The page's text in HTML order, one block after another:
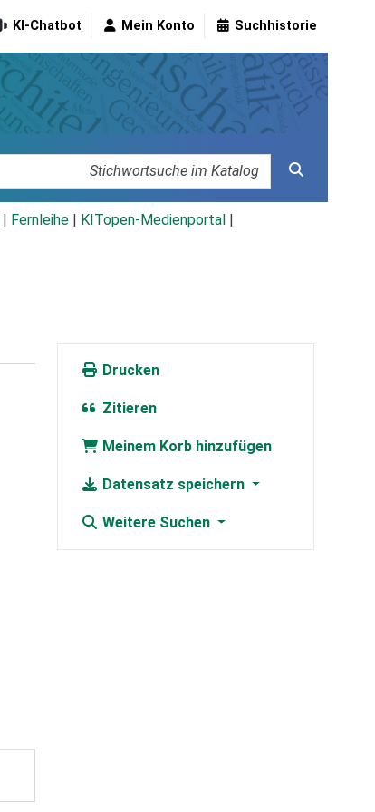
KI-Chatbot Mein Konto Suchhistorie
Fernleihe KITopen-Medienportal
Drucken
Zitieren
Meinem Korb hinzufügen
Datensatz speichern
Weitere Suchen